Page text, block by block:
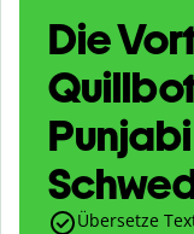
Die
Übersetze